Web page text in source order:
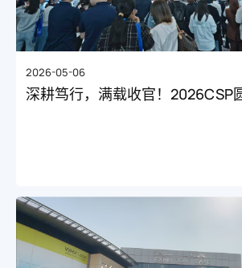
2026-05-06
深耕笃行，满载收官！2026CSP